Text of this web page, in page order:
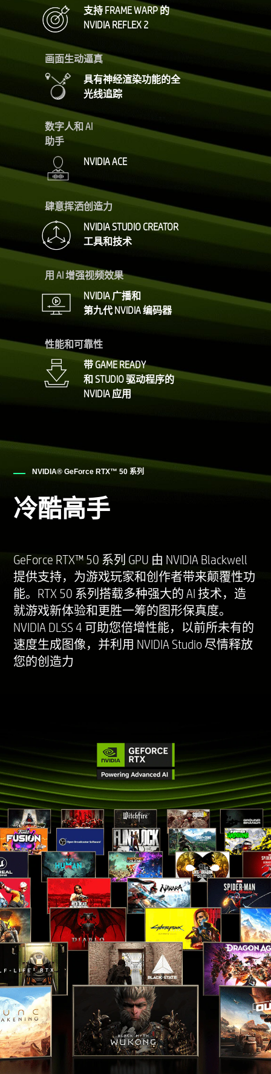
支持 FRAME WARP 的
NVIDIA REFLEX 2
画面生动逼真
具有神经渲染功能的全
光线追踪
数字人和 AI
助手
NVIDIA ACE
肆意挥洒创造力
NVIDIA STUDIO CREATOR
工具和技术
用 AI 增强视频效果
NVIDIA 广播和
第九代 NVIDIA 编码器
性能和可靠性
带 GAME READY
和 STUDIO 驱动程序的
NVIDIA 应用
NVIDIA® GeForce RTX™ 50 系列
冷酷高手
GeForce RTX™ 50 系列 GPU 由 NVIDIA Blackwell
提供支持，为游戏玩家和创作者带来颠覆性功
能。RTX 50 系列搭载多种强大的 AI 技术，造
就游戏新体验和更胜一筹的图形保真度。
NVIDIA DLSS 4 可助您倍增性能，以前所未有的
速度生成图像，并利用 NVIDIA Studio 尽情释放
您的创造力